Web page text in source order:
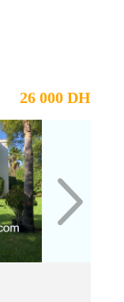
26 000 DH